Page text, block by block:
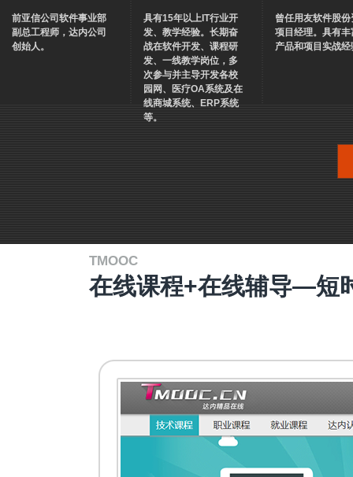
前亚信公司软件事业部
副总工程师，达内公司
创始人。
具有15年以上IT行业开
发、教学经验。长期奋
战在软件开发、课程研
发、一线教学岗位，多
次参与并主导开发各校
园网、医疗OA系统及在
线商城系统、ERP系统
等。
曾任用友软件股份
项目经理。具有丰
产品和项目实战经
TMOOC
在线课程+在线辅导—短